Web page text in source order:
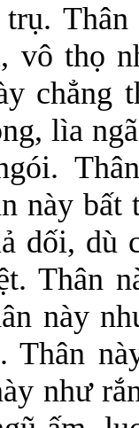
trụ.
vô thọ
chẳng
lìa
này
dối, dù
Thân
này
Thân
như